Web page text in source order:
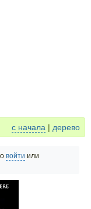
с начала | дерево
войти или